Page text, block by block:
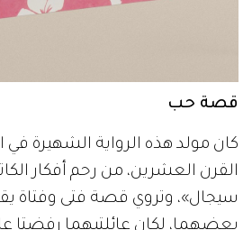
قصة حب
كان مولد هذه الرواية الشهيرة
القرن العشرين، من رحم أفكار
سيجال»، وتروي قصة فتى وفتاة
بعضهما، لكان عائلتيهما رفضتا